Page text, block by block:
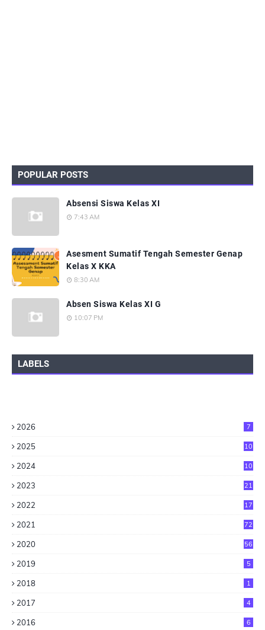
POPULAR POSTS
Absensi Siswa Kelas XI
7:43 AM
Asesment Sumatif Tengah Semester Genap
Kelas X KKA
8:30 AM
Absen Siswa Kelas XI G
10:07 PM
LABELS
2026 7
2025 10
2024 10
2023 21
2022 17
2021 72
2020 56
2019 5
2018 1
2017 4
2016 6